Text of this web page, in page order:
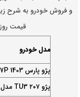
و فروش خودرو به شرح
قیمت روز
مدل خودرو
پژو پارس XU7P 1403
پژو ۲۰۷ TU3 مدل ۱۴۰۳ - بازار